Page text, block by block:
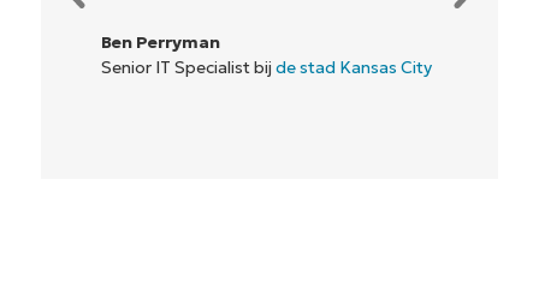
Ben Perryman
Senior IT Specialist bij de stad Kansas City